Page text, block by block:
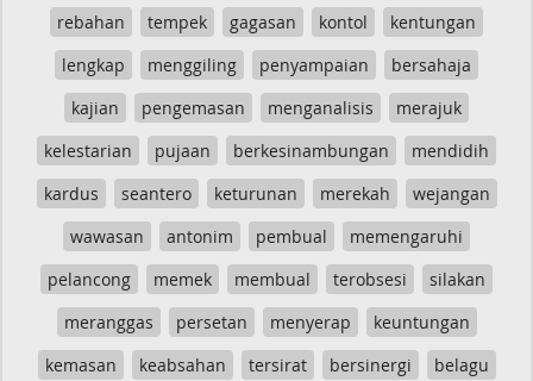
rebahan tempek gagasan kontol
kentungan
lengkap
menggiling penyampaian
bersahaja
kajian
pengemasan menganalisis
merajuk
kelestarian
pujaan berkesinambungan
mendidih
kardus
seantero keturunan merekah
wejangan
wawasan
antonim pembual
memengaruhi
pelancong
memek membual terobsesi
silakan
meranggas
persetan menyerap
keuntungan
kemasan
keabsahan tersirat bersinergi
belagu